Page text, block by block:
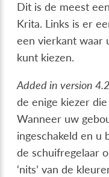
Dit is de meest
Krita. Links is er
een vierkant waar
kunt kiezen.
Added in version
de enige kiezer
Wanneer uw
ingeschakeld en u
de schuifregelaar
‘nits’ van de